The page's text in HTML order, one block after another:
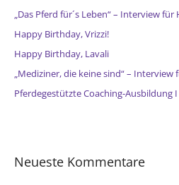
a
c
h
:
„Das Pferd für´s Leben“ – Interview für
Happy Birthday, Vrizzi!
Happy Birthday, Lavali
„Mediziner, die keine sind“ – Interview
Pferdegestützte Coaching-Ausbildung I
Neueste Kommentare